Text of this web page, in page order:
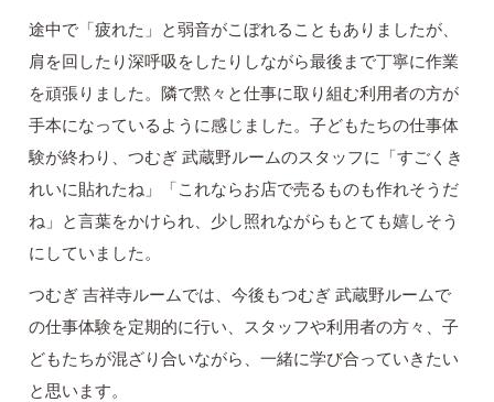
途中で「疲れた」と弱音がこぼれることもありましたが、
肩を回したり深呼吸をしたりしながら最後まで丁寧に作業
を頑張りました。隣で黙々と仕事に取り組む利用者の方が
手本になっているように感じました。子どもたちの仕事体
験が終わり、つむぎ 武蔵野ルームのスタッフに「すごくき
れいに貼れたね」「これならお店で売るものも作れそうだ
ね」と言葉をかけられ、少し照れながらもとても嬉しそう
にしていました。
つむぎ 吉祥寺ルームでは、今後もつむぎ 武蔵野ルームで
の仕事体験を定期的に行い、スタッフや利用者の方々、子
どもたちが混ざり合いながら、一緒に学び合っていきたい
と思います。